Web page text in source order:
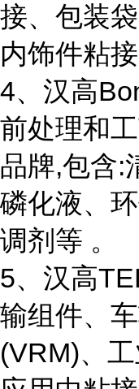
接、包装
内饰件粘接
4、汉高
前处理和
品牌,包含:
磷化液、
调剂等 。
5、汉高
输组件、
(VRM)、